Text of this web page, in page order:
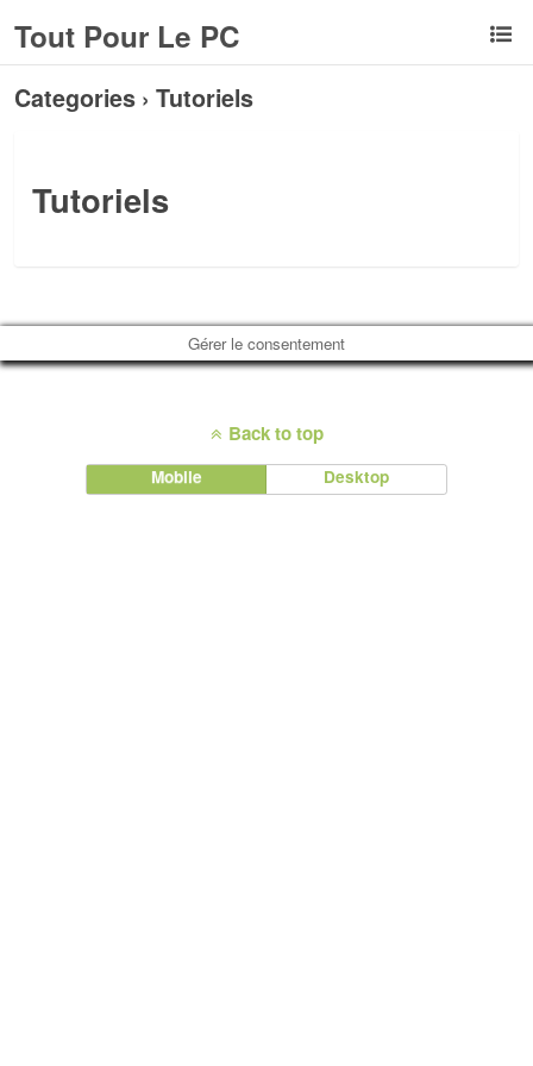
Tout Pour Le PC
Categories › Tutoriels
Tutoriels
Gérer le consentement
Back to top
Mobile Desktop